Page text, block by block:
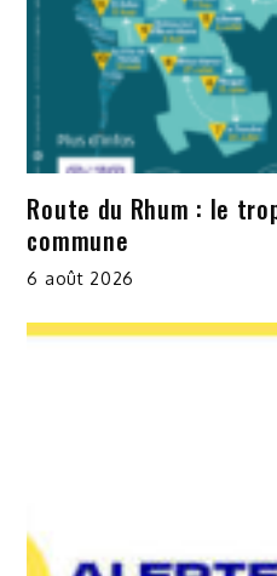
Route du Rhum : le
commune
6 août 2026